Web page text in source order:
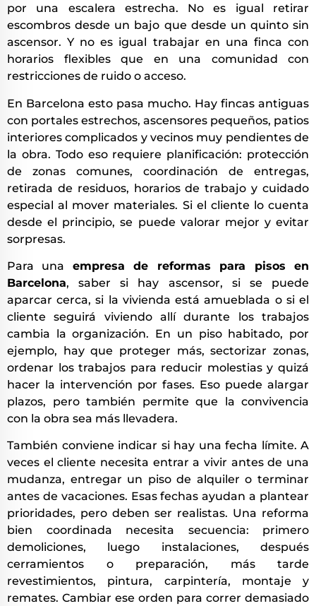
por una escalera estrecha. No es igual retirar
escombros desde un bajo que desde un quinto sin
ascensor. Y no es igual trabajar en una finca con
horarios flexibles que en una comunidad con
restricciones de ruido o acceso.
En Barcelona esto pasa mucho. Hay fincas antiguas
con portales estrechos, ascensores pequeños, patios
interiores complicados y vecinos muy pendientes de
la obra. Todo eso requiere planificación: protección
de zonas comunes, coordinación de entregas,
retirada de residuos, horarios de trabajo y cuidado
especial al mover materiales. Si el cliente lo cuenta
desde el principio, se puede valorar mejor y evitar
sorpresas.
Para una empresa de reformas para pisos en
Barcelona, saber si hay ascensor, si se puede
aparcar cerca, si la vivienda está amueblada o si el
cliente seguirá viviendo allí durante los trabajos
cambia la organización. En un piso habitado, por
ejemplo, hay que proteger más, sectorizar zonas,
ordenar los trabajos para reducir molestias y quizá
hacer la intervención por fases. Eso puede alargar
plazos, pero también permite que la convivencia
con la obra sea más llevadera.
También conviene indicar si hay una fecha límite. A
veces el cliente necesita entrar a vivir antes de una
mudanza, entregar un piso de alquiler o terminar
antes de vacaciones. Esas fechas ayudan a plantear
prioridades, pero deben ser realistas. Una reforma
bien coordinada necesita secuencia: primero
demoliciones, luego instalaciones, después
cerramientos o preparación, más tarde
revestimientos, pintura, carpintería, montaje y
remates. Cambiar ese orden para correr demasiado